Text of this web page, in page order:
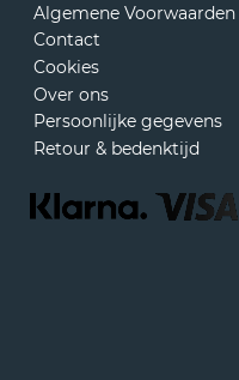
Algemene Voorwaarden
Contact
Cookies
Over ons
Persoonlijke gegevens
Retour & bedenktijd